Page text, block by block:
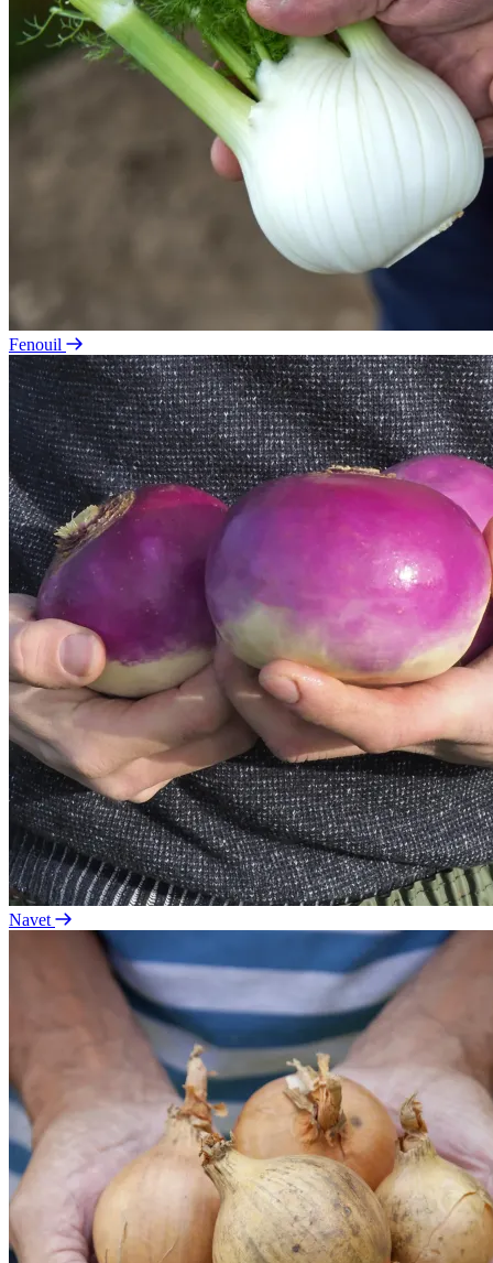
Fenouil
Navet